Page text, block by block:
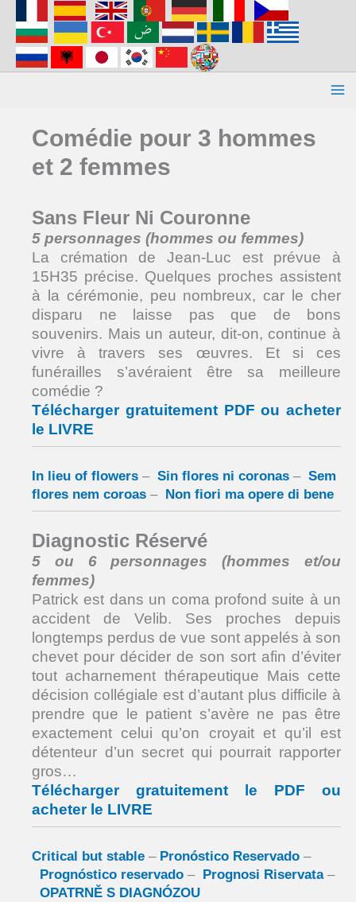
contenu
Comédie pour 3 hommes
et 2 femmes
Sans Fleur Ni Couronne
5 personnages (hommes ou femmes)
La crémation de Jean-Luc est prévue à
15H35 précise. Quelques proches assistent
à la cérémonie, peu nombreux, car le cher
disparu ne laisse pas que de bons
souvenirs. Mais un auteur, dit-on, continue à
vivre à travers ses œuvres. Et si ces
funérailles s’avéraient être sa meilleure
comédie ?
Télécharger gratuitement PDF ou acheter
le LIVRE
In lieu of flowers – Sin flores ni coronas – Sem
flores nem coroas – Non fiori ma opere di bene
Diagnostic Réservé
5 ou 6 personnages (hommes et/ou
femmes)
Patrick est dans un coma profond suite à un
accident de Velib. Ses proches depuis
longtemps perdus de vue sont appelés à son
chevet pour décider de son sort afin d’éviter
tout acharnement thérapeutique Mais cette
décision collégiale est d’autant plus difficile à
prendre que le patient s’avère ne pas être
exactement celui qu’on croyait et qu’il est
détenteur d’un secret qui pourrait rapporter
gros…
Télécharger gratuitement le PDF ou
acheter le LIVRE
Critical but stable – Pronóstico Reservado –
Prognóstico reservado – Prognosi Riservata–
OPATRNĚ S DIAGNÓZOU